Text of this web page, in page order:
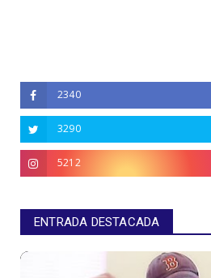
2340
3290
5212
ENTRADA DESTACADA